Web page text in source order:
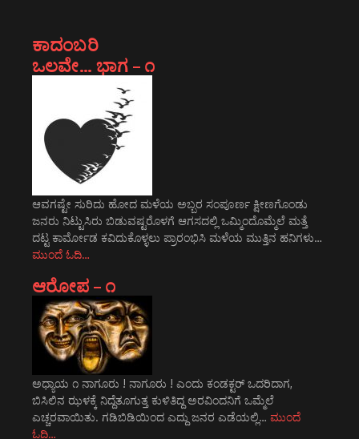
ಕಾದಂಬರಿ
ಒಲವೇ… ಭಾಗ – ೧
ಆವಗಷ್ಟೇ ಸುರಿದು ಹೋದ ಮಳೆಯ ಅಬ್ಬರ ಸಂಪೂರ್ಣ ಕ್ಷೀಣಗೊಂಡು
ಜನರು ನಿಟ್ಟುಸಿರು ಬಿಡುವಷ್ಟರೊಳಗೆ ಆಗಸದಲ್ಲಿ ಒಮ್ಮಿಂದೊಮ್ಮೆಲೆ ಮತ್ತೆ
ದಟ್ಟ ಕಾರ್ಮೋಡ ಕವಿದುಕೊಳ್ಳಲು ಪ್ರಾರಂಭಿಸಿ ಮಳೆಯ ಮುತ್ತಿನ ಹನಿಗಳು…
ಮುಂದೆ ಓದಿ…
ಆರೋಪ – ೧
ಅಧ್ಯಾಯ ೧ ನಾಗೂರು ! ನಾಗೂರು ! ಎಂದು ಕಂಡಕ್ಟರ್ ಒದರಿದಾಗ,
ಬಿಸಿಲಿನ ಝಳಕ್ಕೆ ನಿದ್ದೆತೂಗುತ್ತ ಕುಳಿತಿದ್ದ ಅರವಿಂದನಿಗೆ ಒಮ್ಮೆಲೆ
ಎಚ್ಚರವಾಯಿತು. ಗಡಿಬಿಡಿಯಿಂದ ಎದ್ದು ಜನರ ಎಡೆಯಲ್ಲಿ… ಮುಂದೆ
ಓದಿ…